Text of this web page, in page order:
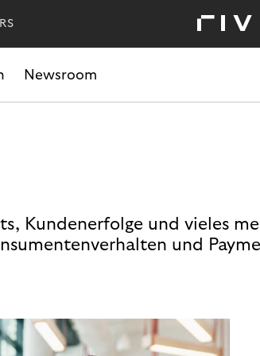
Newsroom
Kundenerfolge und vieles
und